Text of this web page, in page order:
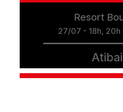
Resort
27/07 - 18h, 20h